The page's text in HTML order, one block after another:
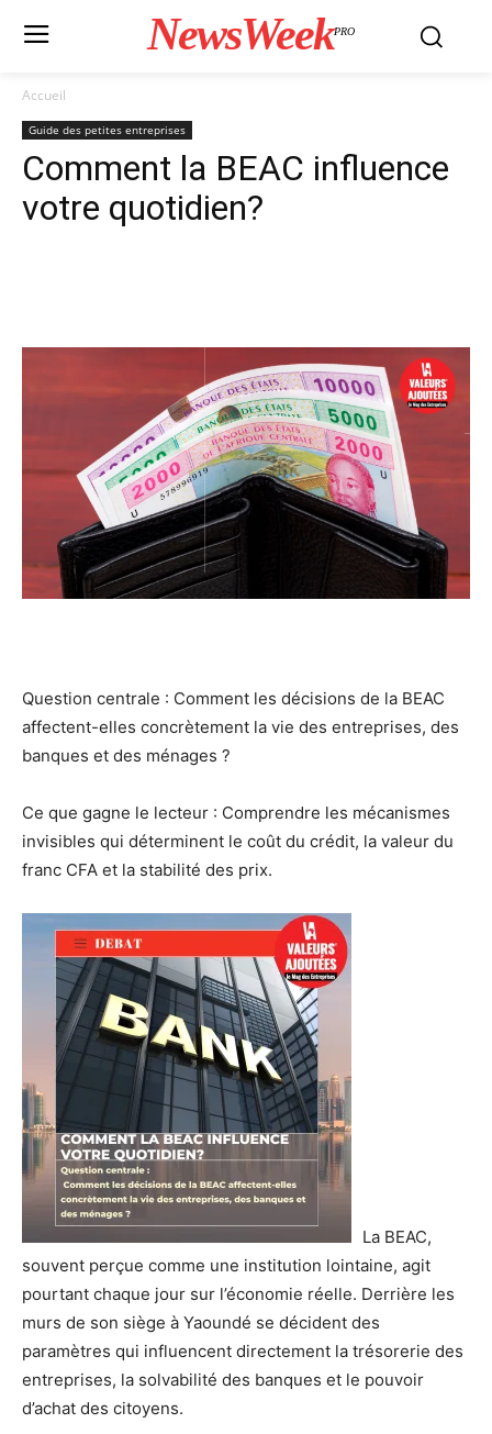
NewsWeekPRO
Accueil
Guide des petites entreprises
Comment la BEAC influence
votre quotidien?
Question centrale : Comment les décisions de la BEAC
affectent-elles concrètement la vie des entreprises, des
banques et des ménages ?
Ce que gagne le lecteur : Comprendre les mécanismes
invisibles qui déterminent le coût du crédit, la valeur du
franc CFA et la stabilité des prix.
La BEAC,
souvent perçue comme une institution lointaine, agit
pourtant chaque jour sur l’économie réelle. Derrière les
murs de son siège à Yaoundé se décident des
paramètres qui influencent directement la trésorerie des
entreprises, la solvabilité des banques et le pouvoir
d’achat des citoyens.